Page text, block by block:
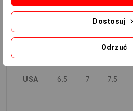
1/3
2/3
USA 6.5 7 7.5
Odrzuć
Dostosuj